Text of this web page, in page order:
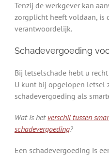
Tenzij de werkgever kan
zorgplicht heeft voldaan, is
verantwoordelijk.
Schadevergoeding
Bij letselschade hebt u
U kunt bij opgelopen letsel
schadevergoeding als
Wat is het verschil tussen
schadevergoeding?
Een schadevergoeding is